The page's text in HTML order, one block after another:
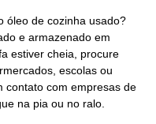
óleo de cozinha usado?
e armazenado em
estiver cheia, procure
escolas ou
contato com empresas de
na pia ou no ralo.